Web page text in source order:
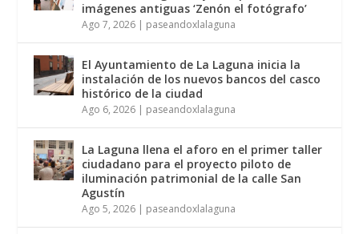
imágenes antiguas ‘Zenón el fotógrafo’
Ago 7, 2026 | paseandoxlalaguna
El Ayuntamiento de La Laguna inicia la
instalación de los nuevos bancos del casco
histórico de la ciudad
Ago 6, 2026 | paseandoxlalaguna
La Laguna llena el aforo en el primer taller
ciudadano para el proyecto piloto de
iluminación patrimonial de la calle San
Agustín
Ago 5, 2026 | paseandoxlalaguna